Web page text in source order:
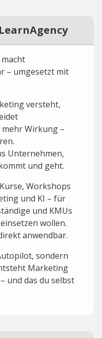
– umgesetzt mit
versteht,
Wirkung –
Unternehmen,
und geht.
Workshops
und KI – für
und KMUs
wollen.
anwendbar.
sondern
Marketing
und das du selbst